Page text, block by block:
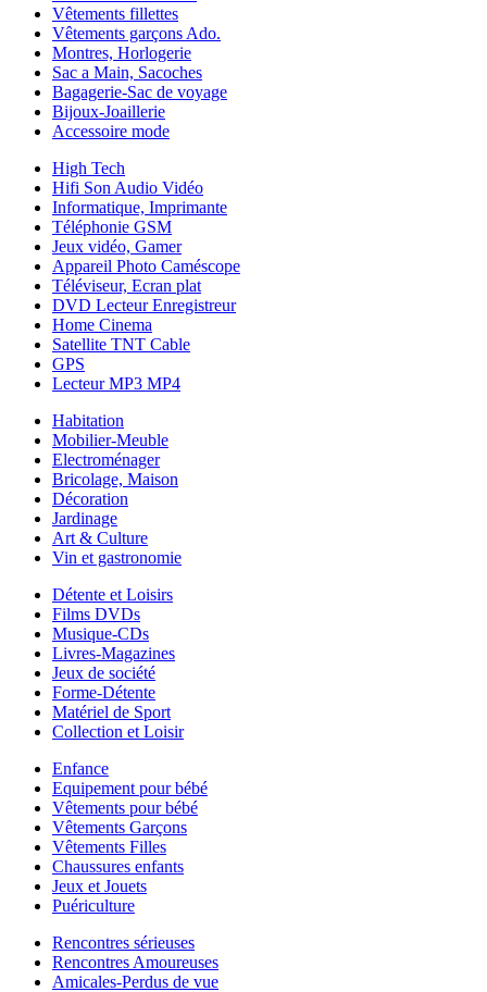
Vêtements fillettes
Vêtements garçons Ado.
Montres, Horlogerie
Sac a Main, Sacoches
Bagagerie-Sac de voyage
Bijoux-Joaillerie
Accessoire mode
High Tech
Hifi Son Audio Vidéo
Informatique, Imprimante
Téléphonie GSM
Jeux vidéo, Gamer
Appareil Photo Caméscope
Téléviseur, Ecran plat
DVD Lecteur Enregistreur
Home Cinema
Satellite TNT Cable
GPS
Lecteur MP3 MP4
Habitation
Mobilier-Meuble
Electroménager
Bricolage, Maison
Décoration
Jardinage
Art & Culture
Vin et gastronomie
Détente et Loisirs
Films DVDs
Musique-CDs
Livres-Magazines
Jeux de société
Forme-Détente
Matériel de Sport
Collection et Loisir
Enfance
Equipement pour bébé
Vêtements pour bébé
Vêtements Garçons
Vêtements Filles
Chaussures enfants
Jeux et Jouets
Puériculture
Rencontres sérieuses
Rencontres Amoureuses
Amicales-Perdus de vue